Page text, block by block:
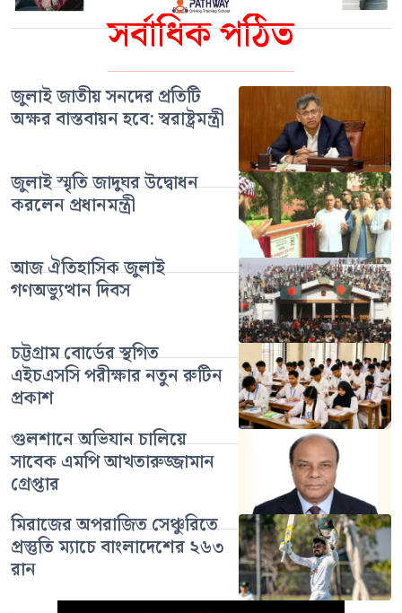
সর্বাধিক পঠিত
জুলাই জাতীয় সনদের প্রতিটি
অক্ষর বাস্তবায়ন হবে: স্বরাষ্ট্রমন্ত্রী
জুলাই স্মৃতি জাদুঘর উদ্বোধন
করলেন প্রধানমন্ত্রী
আজ ঐতিহাসিক জুলাই
গণঅভ্যুত্থান দিবস
চট্টগ্রাম বোর্ডের স্থগিত
এইচএসসি পরীক্ষার নতুন রুটিন
প্রকাশ
গুলশানে অভিযান চালিয়ে
সাবেক এমপি আখতারুজ্জামান
গ্রেপ্তার
মিরাজের অপরাজিত সেঞ্চুরিতে
প্রস্তুতি ম্যাচে বাংলাদেশের ২৬৩
রান